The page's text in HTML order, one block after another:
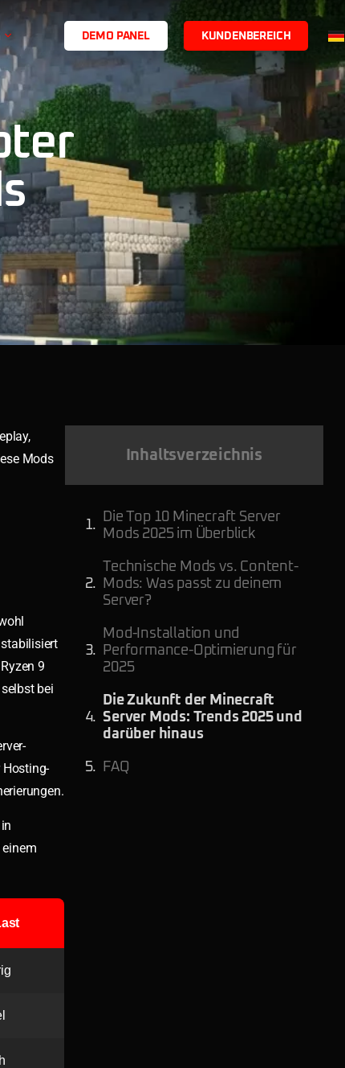
D E M O PAN EL KU N D EN BE R EI C H
Mods
9
bei
Hosting-
Inhaltsverzeichnis
Die Top 10 Minecraft Server
Mods 2025 im Überblick
Technische Mods vs. Content-
Mods: Was passt zu deinem
Server?
Mod-Installation und
Performance-Optimierung für
2025
Die Zukunft der Minecraft
Server Mods: Trends 2025 und
darüber hinaus
FAQ